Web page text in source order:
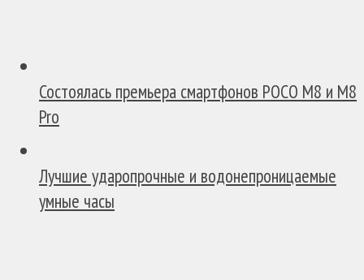
Лучшие ударопрочные и водонепроницаемые
умные часы
Состоялась премьера смартфонов POCO M8 и M8
Pro